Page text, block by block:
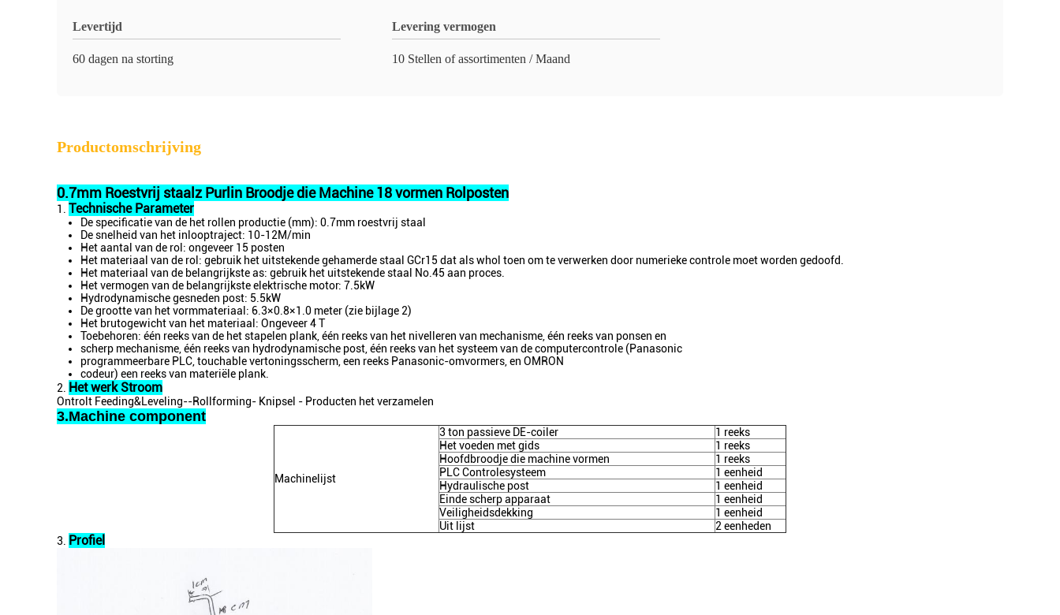
Levertijd
60 dagen na storting
Levering vermogen
10 Stellen of assortimenten / Maand
Productomschrijving
0.7mm Roestvrij staalz Purlin Broodje die Machine 18 vormen Rolposten
1. Technische Parameter
De specificatie van de het rollen productie (mm): 0.7mm roestvrij staal
De snelheid van het inlooptraject: 10-12M/min
Het aantal van de rol: ongeveer 15 posten
Het materiaal van de rol: gebruik het uitstekende gehamerde staal GCr15 dat als whol toen om te verwerken door numerieke controle moet worden gedoofd.
Het materiaal van de belangrijkste as: gebruik het uitstekende staal No.45 aan proces.
Het vermogen van de belangrijkste elektrische motor: 7.5kW
Hydrodynamische gesneden post: 5.5kW
De grootte van het vormmateriaal: 6.3×0.8×1.0 meter (zie bijlage 2)
Het brutogewicht van het materiaal: Ongeveer 4 T
Toebehoren: één reeks van de het stapelen plank, één reeks van het nivelleren van mechanisme, één reeks van ponsen en
scherp mechanisme, één reeks van hydrodynamische post, één reeks van het systeem van de computercontrole (Panasonic
programmeerbare PLC, touchable vertoningsscherm, een reeks Panasonic-omvormers, en OMRON
codeur) een reeks van materiële plank.
2. Het werk Stroom
Ontrolt Feeding&Leveling--Rollforming- Knipsel - Producten het verzamelen
3.Machine component
Machinelijst
3 ton passieve DE-coiler
1 reeks
Het voeden met gids
1 reeks
Hoofdbroodje die machine vormen
1 reeks
PLC Controlesysteem
1 eenheid
Hydraulische post
1 eenheid
Einde scherp apparaat
1 eenheid
Veiligheidsdekking
1 eenheid
Uit lijst
2 eenheden
3. Profiel